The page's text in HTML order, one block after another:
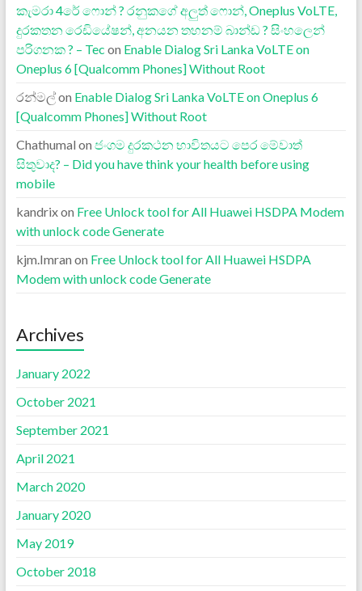
කැමරා 4රේ ෆොන් ? රනුකගේ අලුත් ෆොන්, Oneplus VoLTE,
දුරකතන රෙඩියේෂන්, අනයන තහනම් බාන්ඩ ? සිංහලෙන්
පරිගනක ? – Tec on Enable Dialog Sri Lanka VoLTE on
Oneplus 6 [Qualcomm Phones] Without Root
රන්මල්on Enable Dialog Sri Lanka VoLTE on Oneplus 6
[Qualcomm Phones] Without Root
Chathumal on ජංගම දුරකථන භාවිතයට පෙර මේවාත්
සිතුවාද? – Did you have think your health before using
mobile
kandrixon Free Unlock tool for All Huawei HSDPA Modem
with unlock code Generate
kjm.Imran on Free Unlock tool for All Huawei HSDPA
Modem with unlock code Generate
Archives
January 2022
October 2021
September 2021
April 2021
March 2020
January 2020
May 2019
October 2018